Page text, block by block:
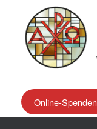
Online-Spenden